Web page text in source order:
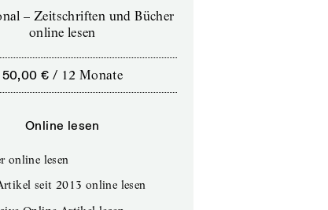
– Zeitschriften und Bücher
online lesen
50,00 € / 12 Monate
Online lesen
online lesen
seit 2013 online lesen